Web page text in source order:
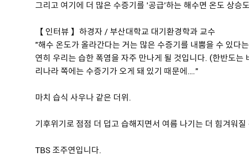
그리고 여기에 더 많은 수증기를 '공급'하는 해수면 온도 상승
【 인터뷰 】하경자 / 부산대학교 대기환경학과 교수
"해수 온도가 올라간다는 거는 많은 수증기를 내뿜을 수 있다
연히 우리는 습한 폭염을 자주 만나게 될 것입니다. (한반도
리나라 쪽에는 수증기가 오게 돼 있기 때문에…."
마치 습식 사우나 같은 더위.
기후위기로 점점 더 덥고 습해지면서 여름 나기는 더 힘겨워
TBS 조주연입니다.